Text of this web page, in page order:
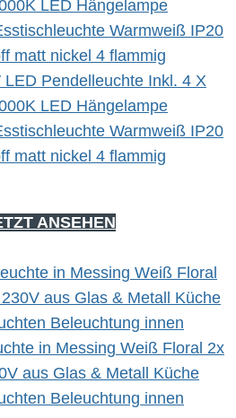
Pendelleuchte Inkl. 4 X
LED Hängelampe
Warmweiß IP20
matt nickel 4 flammig
ANSEHEN
in Messing Weiß Floral 2x
aus Glas & Metall Küche
Beleuchtung innen